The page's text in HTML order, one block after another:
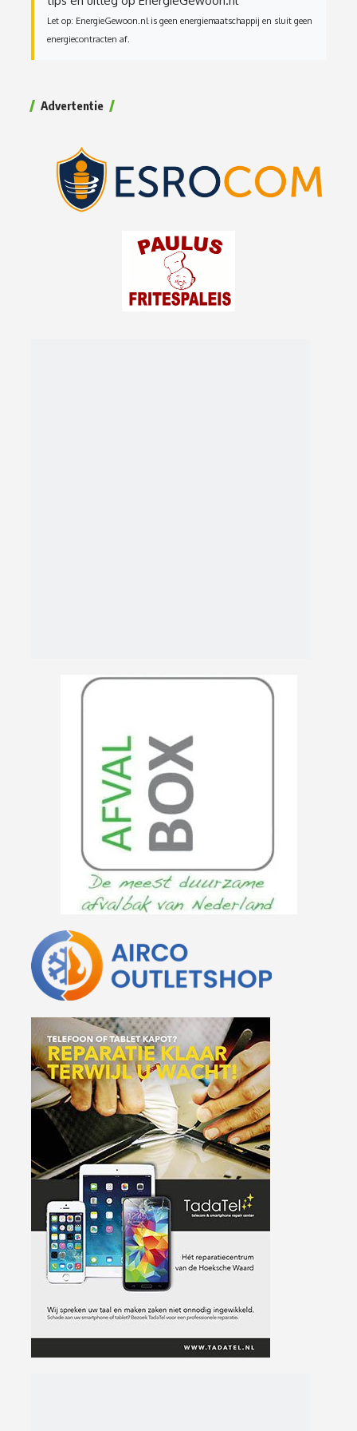
Let op: EnergieGewoon.nl is geen energiemaatschappij en sluit geen
energiecontracten af.
Advertentie